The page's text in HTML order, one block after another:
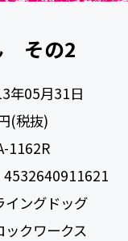
その2
年05月31日
(税抜)
1162R
4532640911621
イングドッグ
ックワークス